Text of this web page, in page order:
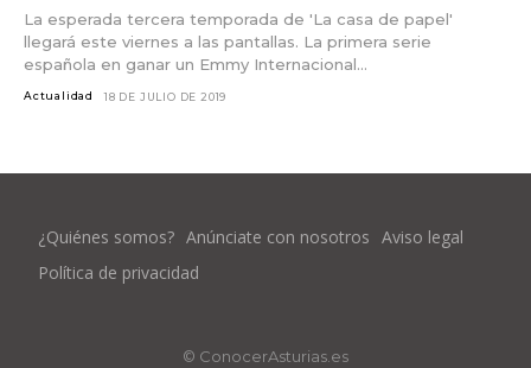
La esperada tercera temporada de 'La casa de papel'
llegará este viernes a las pantallas. La primera serie
española en ganar un Emmy Internacional...
Actualidad 18 DE JULIO DE 2019
¿Quiénes somos? Anúnciate con nosotros Aviso legal
Política de privacidad
© ConocerAsturias.es